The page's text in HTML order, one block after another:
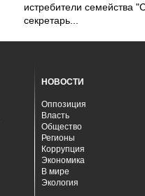
истребители семейства
секретарь...
НОВОСТИ
Оппозиция
Власть
Общество
Регионы
Коррупция
Экономика
В мире
Экология